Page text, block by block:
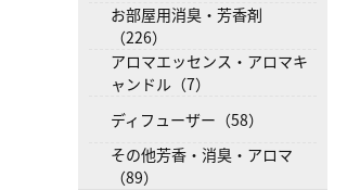
お部屋用消臭・芳香剤
（226）
アロマエッセンス・アロマキ
ャンドル（7）
ディフューザー（58）
その他芳香・消臭・アロマ
（89）